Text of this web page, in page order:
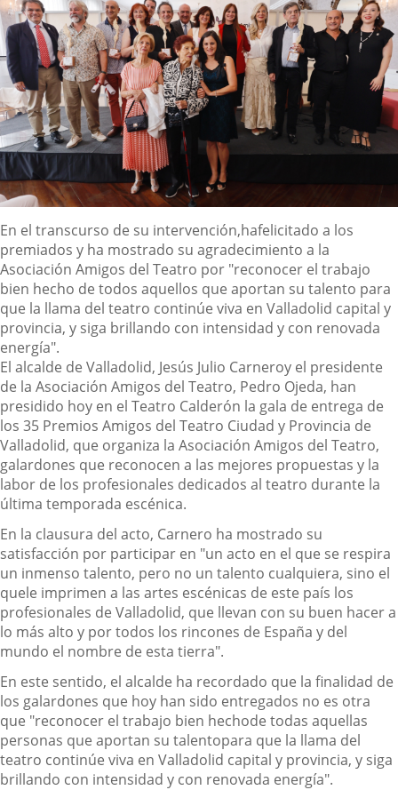
Descripción
En el transcurso de su intervención,hafelicitado a los
premiados y ha mostrado su agradecimiento a la
Asociación Amigos del Teatro por "reconocer el trabajo
bien hecho de todos aquellos que aportan su talento para
que la llama del teatro continúe viva en Valladolid capital y
provincia, y siga brillando con intensidad y con renovada
energía".
El alcalde de Valladolid, Jesús Julio Carneroy el presidente
de la Asociación Amigos del Teatro, Pedro Ojeda, han
presidido hoy en el Teatro Calderón la gala de entrega de
los 35 Premios Amigos del Teatro Ciudad y Provincia de
Valladolid, que organiza la Asociación Amigos del Teatro,
galardones que reconocen a las mejores propuestas y la
labor de los profesionales dedicados al teatro durante la
última temporada escénica.
En la clausura del acto, Carnero ha mostrado su
satisfacción por participar en "un acto en el que se respira
un inmenso talento, pero no un talento cualquiera, sino el
quele imprimen a las artes escénicas de este país los
profesionales de Valladolid, que llevan con su buen hacera
lo más alto y por todos los rincones de España y del
mundo el nombre de esta tierra".
En este sentido, el alcalde ha recordado que la finalidad de
los galardones que hoy han sido entregados no es otra
que "reconocer el trabajo bien hechode todas aquellas
personas que aportan su talentopara que la llama del
teatro continúe viva en Valladolid capital y provincia, y siga
brillando con intensidad y con renovada energía".